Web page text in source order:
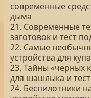
современные
дыма
21. Современные
заготовок и тест
22. Самые
устройства для
23. Тайны «черных
для шашлыка и
24. Беспилотники